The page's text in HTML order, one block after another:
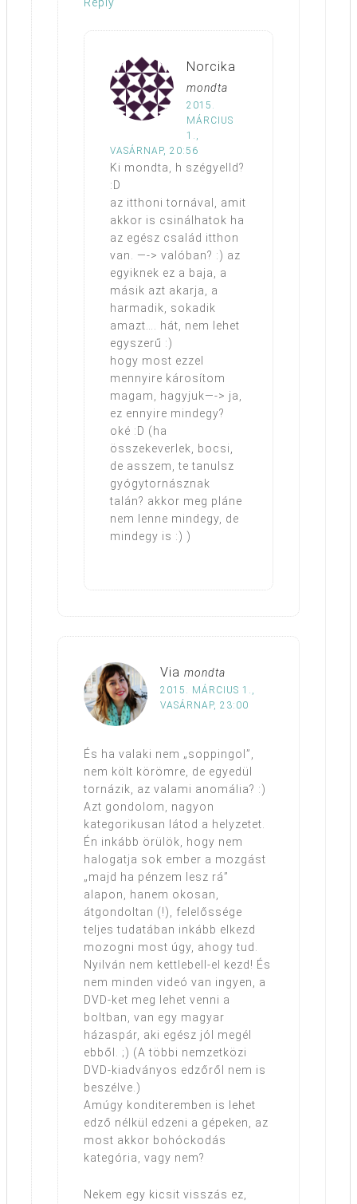
Reply
Norcika
mondta
2015.
MÁRCIUS
1.,
VASÁRNAP, 20:56
Ki mondta, h szégyelld?
:D
az itthoni tornával, amit
akkor is csinálhatok ha
az egész család itthon
van. —-> valóban? :) az
egyiknek ez a baja, a
másik azt akarja, a
harmadik, sokadik
amazt…. hát, nem lehet
egyszerű :)
hogy most ezzel
mennyire károsítom
magam, hagyjuk—-> ja,
ez ennyire mindegy?
oké :D (ha
összekeverlek, bocsi,
de asszem, te tanulsz
gyógytornásznak
talán? akkor meg pláne
nem lenne mindegy, de
mindegy is :) )
Via mondta
2015. MÁRCIUS 1.,
VASÁRNAP, 23:00
És ha valaki nem „soppingol”,
nem költ körömre, de egyedül
tornázik, az valami anomália? :)
Azt gondolom, nagyon
kategorikusan látod a helyzetet.
Én inkább örülök, hogy nem
halogatja sok ember a mozgást
„majd ha pénzem lesz rá”
alapon, hanem okosan,
átgondoltan (!), felelőssége
teljes tudatában inkább elkezd
mozogni most úgy, ahogy tud.
Nyilván nem kettlebell-el kezd! És
nem minden videó van ingyen, a
DVD-ket meg lehet venni a
boltban, van egy magyar
házaspár, aki egész jól megél
ebből. ;) (A többi nemzetközi
DVD-kiadványos edzőről nem is
beszélve.)
Amúgy konditeremben is lehet
edző nélkül edzeni a gépeken, az
most akkor bohóckodás
kategória, vagy nem?
Nekem egy kicsit visszás ez,